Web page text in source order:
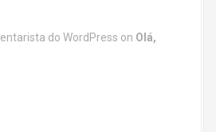
do WordPress on Olá,